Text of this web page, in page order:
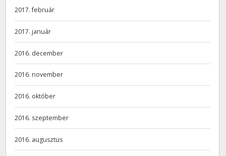
2017. február
2017. január
2016. december
2016. november
2016. október
2016. szeptember
2016. augusztus